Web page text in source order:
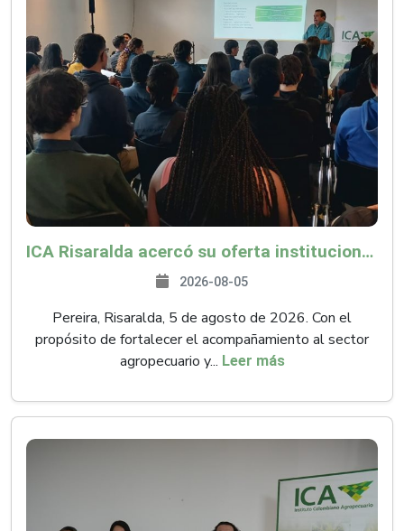
ICA Risaralda acercó su oferta institucional a productores y emprendedores en Expocamello
2026-08-05
Pereira, Risaralda, 5 de agosto de 2026. Con el
propósito de fortalecer el acompañamiento al sector
agropecuario y... Leer más